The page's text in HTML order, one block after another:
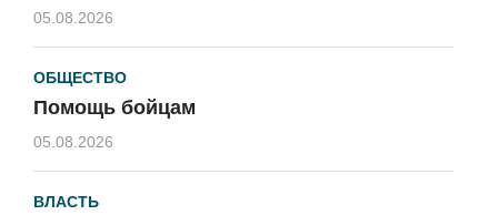
05.08.2026
ОБЩЕСТВО
Помощь бойцам
05.08.2026
ВЛАСТЬ